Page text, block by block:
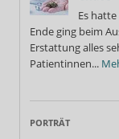
Es
Ende ging beim
Erstattung alles
Patientinnen...
PORTRÄT